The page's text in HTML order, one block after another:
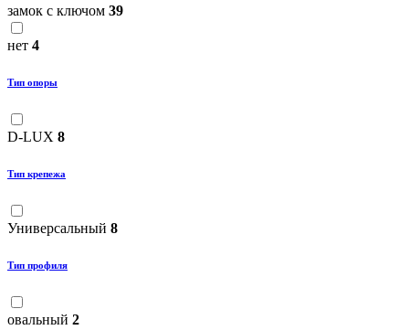
замок с ключом 39
нет 4
Тип опоры
D-LUX 8
Тип крепежа
Универсальный 8
Тип профиля
овальный 2